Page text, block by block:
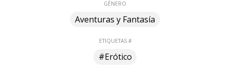
GÉNERO
Aventuras y Fantasía
ETIQUETAS #
#Erótico